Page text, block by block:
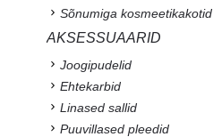
Sõnumiga kosmeetikakotid
AKSESSUAARID
Joogipudelid
Ehtekarbid
Linased sallid
Puuvillased pleedid